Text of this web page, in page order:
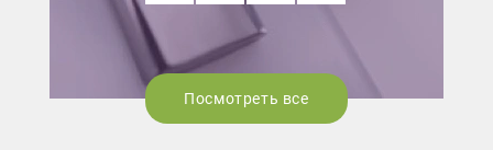
Посмотреть все